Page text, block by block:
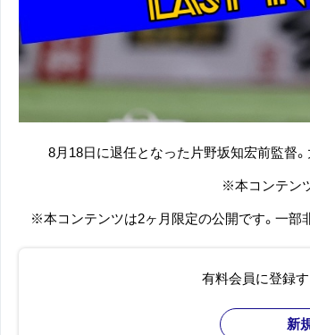
8月18日に退任となった片野坂知宏前監督
※本コンテン
※本コンテンツは2ヶ月限定の公開です。一部
有料会員に登録
新